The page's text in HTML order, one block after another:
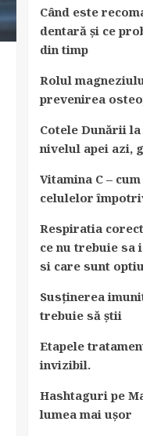
Când este
dentară și ce
din timp
Rolul
prevenirea
Cotele Dunării la
nivelul apei azi,
Vitamina C –
celulelor
Respiratia
ce nu trebuie sa
si care sunt
Susținerea
trebuie să știi
Etapele
invizibil.
Hashtaguri pe
lumea mai ușor